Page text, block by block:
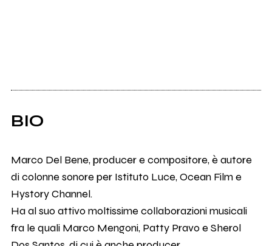
BIO
Marco Del Bene, producer e compositore, è autore
di colonne sonore per Istituto Luce, Ocean Film e
Hystory Channel.
Ha al suo attivo moltissime collaborazioni musicali
fra le quali Marco Mengoni, Patty Pravo e Sherol